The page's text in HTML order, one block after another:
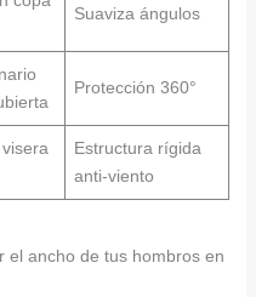
Suaviza ángulos
Protección 360°
Estructura rígida
anti-viento
el ancho de tus hombros en